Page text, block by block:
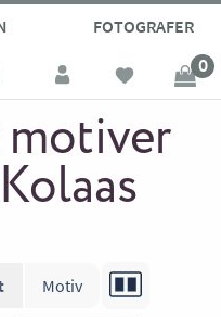
FOTOGRAFER
0
motiver
Motiv